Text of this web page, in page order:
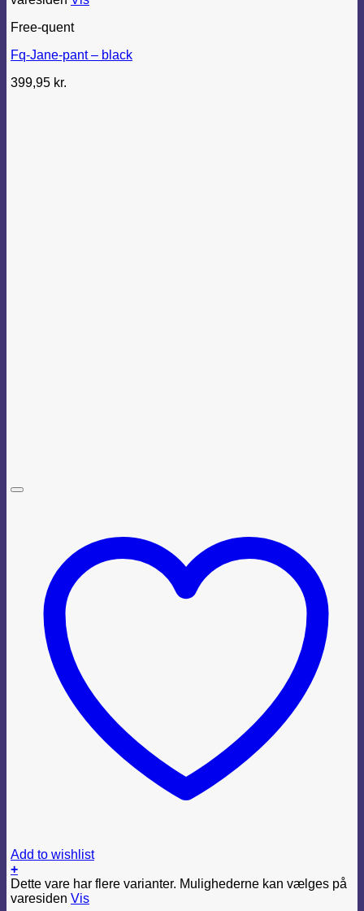
Free-quent
Fq-Jane-pant – black
399,95 kr.
Add to wishlist
+
Dette vare har flere varianter. Mulighederne kan vælges på
varesiden Vis